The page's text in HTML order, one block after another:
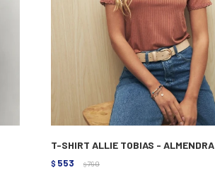
T-SHIRT ALLIE TOBIAS - ALMENDRA
$ 553 $ 790